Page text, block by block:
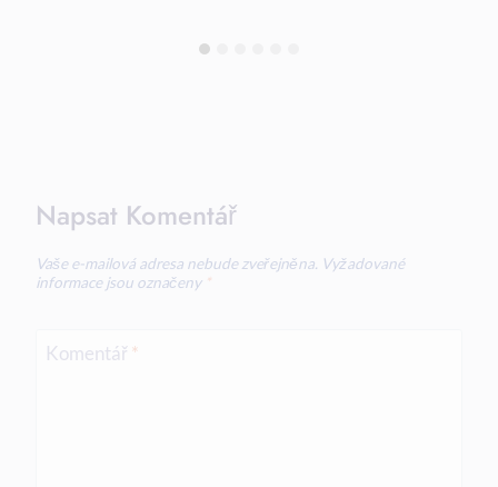
Napsat Komentář
Vaše e-mailová adresa nebude zveřejněna. Vyžadované
informace jsou označeny *
Komentář *